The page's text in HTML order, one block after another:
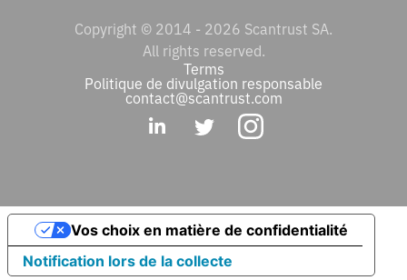
Copyright © 2014 - 2026 Scantrust SA.
All rights reserved.
Terms
Politique de divulgation responsable
contact@scantrust.com
Notification lors de la collecte
Vos choix en matière de confidentialité